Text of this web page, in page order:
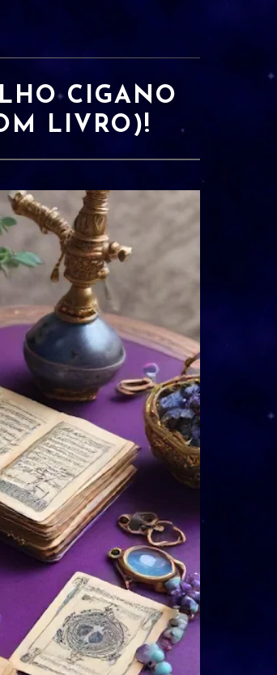
CIGANO
LIVRO)!